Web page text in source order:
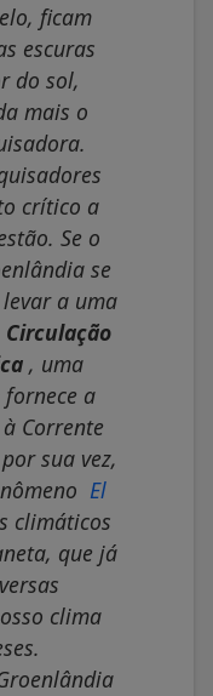
ficam
escuras
do sol,
mais o
crítico a
Se o
se
a uma
Circulação
, uma
a
Corrente
sua vez,
El
climáticos
que já
clima